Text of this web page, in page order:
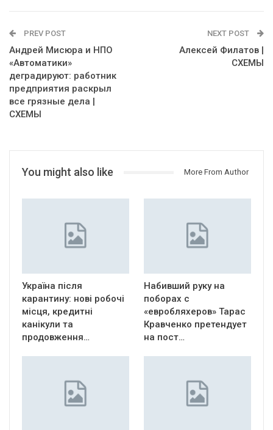
PREV POST
Андрей Мисюра и НПО
«Автоматики»
деградируют: работник
предприятия раскрыл
все грязные дела |
СХЕМЫ
NEXT POST
Алексей Филатов |
СХЕМЫ
You might also like More From Author
Україна після
карантину: нові робочі
місця, кредитні
канікули та
продовження…
Набивший руку на
поборах с
«евробляхеров» Тарас
Кравченко претендует
на пост…